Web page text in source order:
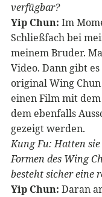
verfügbar?
Yip Chun: Im
Schließfach bei
meinem Bruder.
Video. Dann gibt
original Wing
einen Film mit
dem ebenfalls
gezeigt werden.
Kung Fu: Hatten
Formen des Wing
besteht sicher eine
Yip Chun: Daran